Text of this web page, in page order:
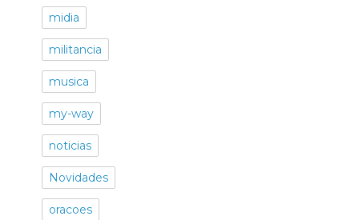
midia
militancia
musica
my-way
noticias
Novidades
oracoes